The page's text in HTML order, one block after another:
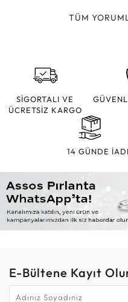
TÜM
SİGORTALI VE
ÜCRETSİZ KARGO
14 GÜNDE
E-Bültene Kayıt